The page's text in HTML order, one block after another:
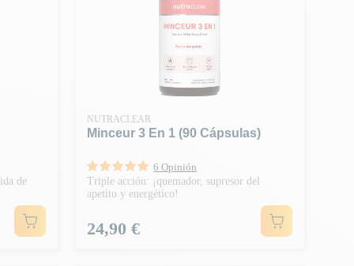
de
NUTRACLEAR
Minceur 3 En 1 (90 Cápsulas)
6 Opinión
Triple acción: ¡quemador, supresor del
apetito y energético!
Precio
24,90 €